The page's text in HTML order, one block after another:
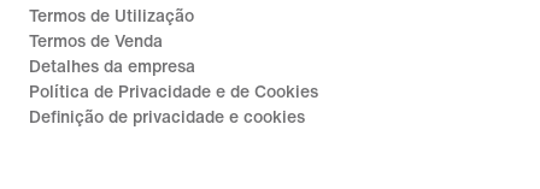
Termos de Utilização
Termos de Venda
Detalhes da empresa
Política de Privacidade e de Cookies
Definição de privacidade e cookies